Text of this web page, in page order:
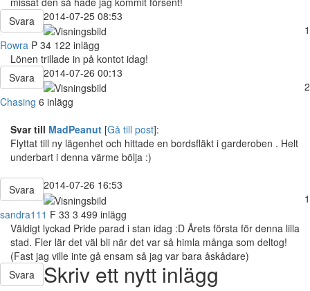
Svara
2014-07-25 08:53
1
Rowra P 34 122 inlägg
Lönen trillade in på kontot idag!
Svara
2014-07-26 00:13
2
Chasing 6 inlägg
Svar till MadPeanut [Gå till post]:
Flyttat till ny lägenhet och hittade en bordsfläkt i garderoben . Helt
underbart i denna värme bölja :)
Svara
2014-07-26 16:53
1
sandra111 F 33 3 499 inlägg
Väldigt lyckad Pride parad i stan idag :D Årets första för denna lilla
stad. Fler lär det väl bli när det var så himla många som deltog!
(Fast jag ville inte gå ensam så jag var bara åskådare)
Svara
Skriv ett nytt inlägg